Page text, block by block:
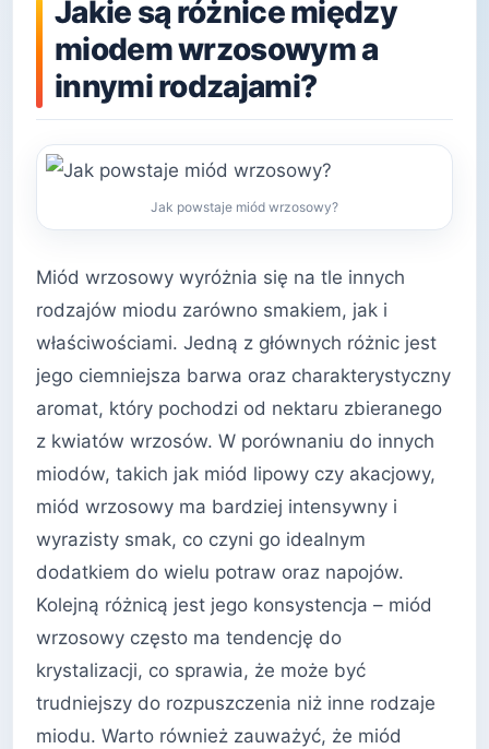
Jakie są różnice między
miodem wrzosowym a
innymi rodzajami?
Jak powstaje miód wrzosowy?
Miód wrzosowy wyróżnia się na tle innych
rodzajów miodu zarówno smakiem, jak i
właściwościami. Jedną z głównych różnic jest
jego ciemniejsza barwa oraz charakterystyczny
aromat, który pochodzi od nektaru zbieranego
z kwiatów wrzosów. W porównaniu do innych
miodów, takich jak miód lipowy czy akacjowy,
miód wrzosowy ma bardziej intensywny i
wyrazisty smak, co czyni go idealnym
dodatkiem do wielu potraw oraz napojów.
Kolejną różnicą jest jego konsystencja – miód
wrzosowy często ma tendencję do
krystalizacji, co sprawia, że może być
trudniejszy do rozpuszczenia niż inne rodzaje
miodu. Warto również zauważyć, że miód